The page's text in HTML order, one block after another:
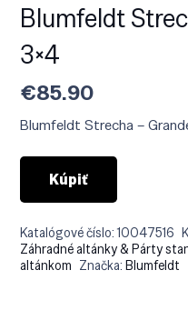
Blumfeldt
3×4
€85.90
Blumfeldt Strecha –
Kúpiť
Katalógové číslo:10047516
Záhradné altánky & Párty
altánkom Značka:Blumfeldt